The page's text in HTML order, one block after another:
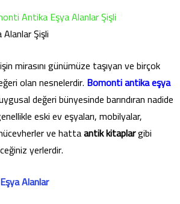
Şişli
mirasını günümüze taşıyan ve birçok
olan nesnelerdir. Bomonti antika eşya
değeri bünyesinde barındıran nadide
eski ev eşyaları, mobilyalar,
ve hattaantik kitaplargibi
yerlerdir.
Alanlar